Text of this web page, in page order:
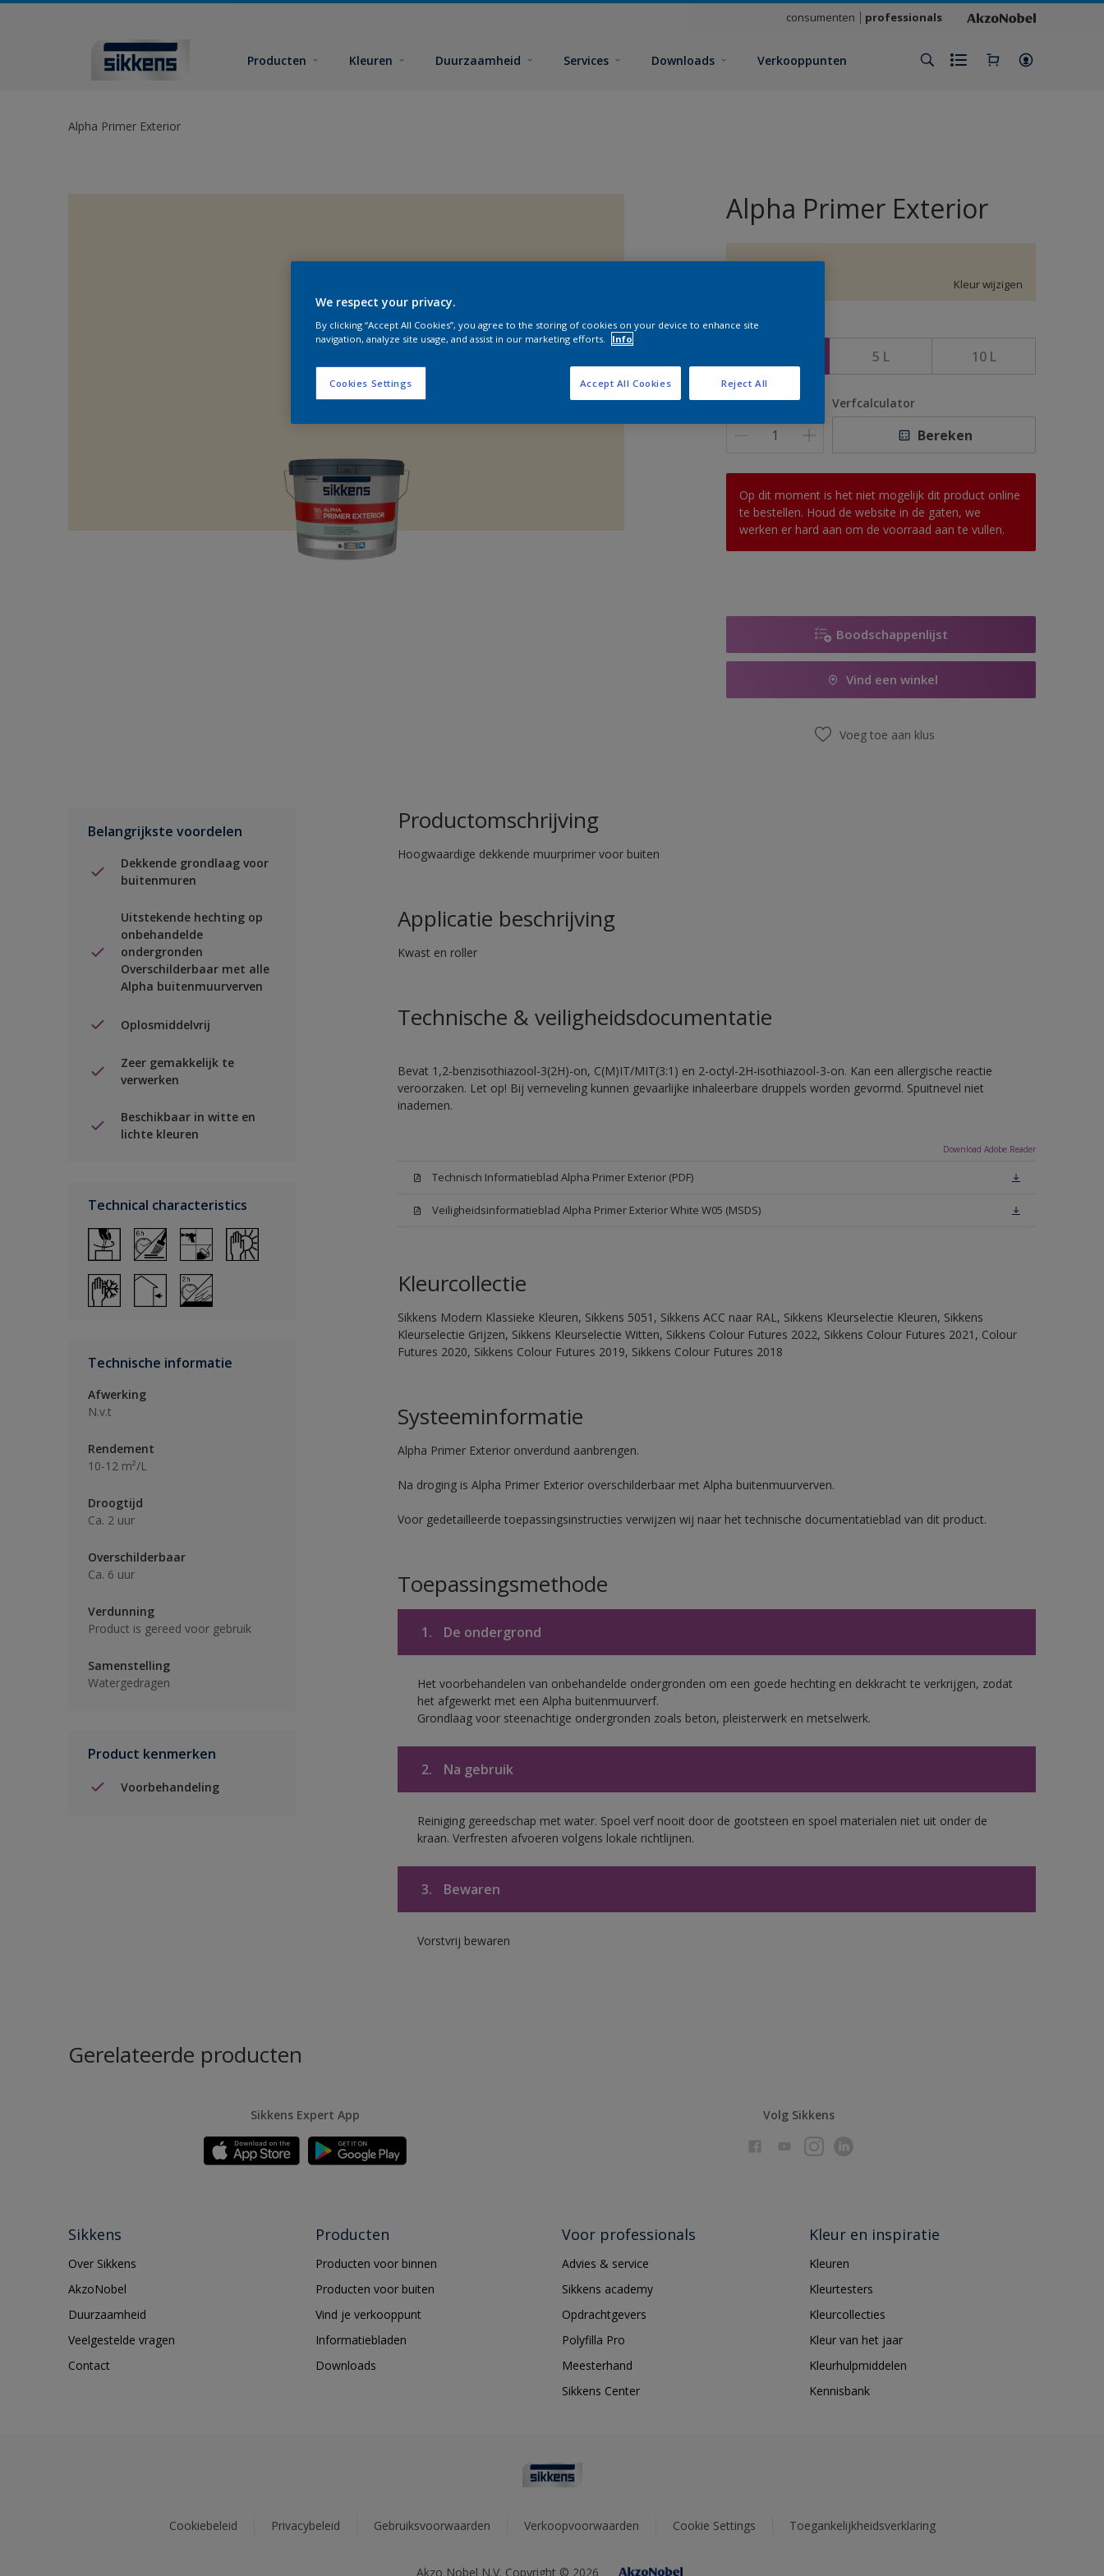
consumenten professionals
Producten Kleuren Duurzaamheid Services Downloads Verkooppunten
Alpha Primer Exterior
Alpha Primer Exterior
F4.06.87
Kleur wijzigen
Grootte
5 L 10 L
Aantal Verfcalculator
Bereken
Op dit moment is het niet mogelijk dit product online
te bestellen. Houd de website in de gaten, we
werken er hard aan om de voorraad aan te vullen.
Boodschappenlijst
Vind een winkel
Voeg toe aan klus
Belangrijkste voordelen
Dekkende grondlaag voor
buitenmuren
Uitstekende hechting op
onbehandelde
ondergronden
Overschilderbaar met alle
Alpha buitenmuurverven
Oplosmiddelvrij
Zeer gemakkelijk te
verwerken
Beschikbaar in witte en
lichte kleuren
Technical characteristics
Technische informatie
Afwerking
N.v.t
Rendement
10-12 m²/L
Droogtijd
Ca. 2 uur
Overschilderbaar
Ca. 6 uur
Verdunning
Product is gereed voor gebruik
Samenstelling
Watergedragen
Product kenmerken
Voorbehandeling
Productomschrijving
Hoogwaardige dekkende muurprimer voor buiten
Applicatie beschrijving
Kwast en roller
Technische & veiligheidsdocumentatie
Bevat 1,2-benzisothiazool-3(2H)-on, C(M)IT/MIT(3:1) en 2-octyl-2H-isothiazool-3-on. Kan een allergische reactie
veroorzaken. Let op! Bij verneveling kunnen gevaarlijke inhaleerbare druppels worden gevormd. Spuitnevel niet
inademen.
Download Adobe Reader
Technisch Informatieblad Alpha Primer Exterior (PDF)
Veiligheidsinformatieblad Alpha Primer Exterior White W05 (MSDS)
Kleurcollectie
Sikkens Modern Klassieke Kleuren, Sikkens 5051, Sikkens ACC naar RAL, Sikkens Kleurselectie Kleuren, Sikkens
Kleurselectie Grijzen, Sikkens Kleurselectie Witten, Sikkens Colour Futures 2022, Sikkens Colour Futures 2021, Colour
Futures 2020, Sikkens Colour Futures 2019, Sikkens Colour Futures 2018
Systeeminformatie
Alpha Primer Exterior onverdund aanbrengen.
Na droging is Alpha Primer Exterior overschilderbaar met Alpha buitenmuurverven.
Voor gedetailleerde toepassingsinstructies verwijzen wij naar het technische documentatieblad van dit product.
Toepassingsmethode
1. De ondergrond
Het voorbehandelen van onbehandelde ondergronden om een goede hechting en dekkracht te verkrijgen, zodat
het afgewerkt met een Alpha buitenmuurverf.
Grondlaag voor steenachtige ondergronden zoals beton, pleisterwerk en metselwerk.
2. Na gebruik
Reiniging gereedschap met water. Spoel verf nooit door de gootsteen en spoel materialen niet uit onder de
kraan. Verfresten afvoeren volgens lokale richtlijnen.
3. Bewaren
Vorstvrij bewaren
Gerelateerde producten
Sikkens Expert App Volg Sikkens
Sikkens
Over Sikkens
AkzoNobel
Duurzaamheid
Veelgestelde vragen
Contact
Producten
Producten voor binnen
Producten voor buiten
Vind je verkooppunt
Informatiebladen
Downloads
Voor professionals
Advies & service
Sikkens academy
Opdrachtgevers
Polyfilla Pro
Meesterhand
Sikkens Center
Kleur en inspiratie
Kleuren
Kleurtesters
Kleurcollecties
Kleur van het jaar
Kleurhulpmiddelen
Kennisbank
Cookiebeleid Privacybeleid Gebruiksvoorwaarden Verkoopvoorwaarden Cookie Settings Toegankelijkheidsverklaring
Akzo Nobel N.V. Copyright © 2026
We respect your privacy.
By clicking “Accept All Cookies”, you agree to the storing of cookies on your device to enhance site
navigation, analyze site usage, and assist in our marketing efforts.
Info
Cookies Settings Reject All
Accept All Cookies